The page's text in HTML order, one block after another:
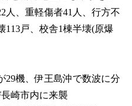
人、重軽傷者41人、行方不
113戸、校舎1棟半壊(原爆
機、伊王島沖で数波に分
崎市内に来襲